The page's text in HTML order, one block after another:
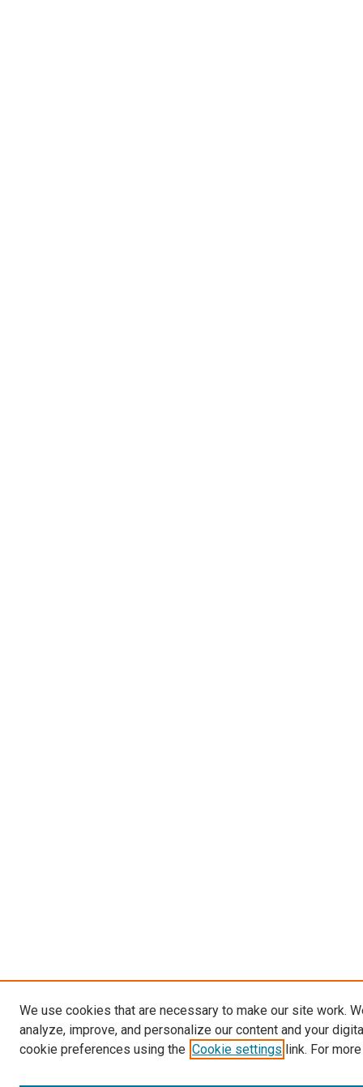
We use cookies that are necessary to make our site work.
analyze, improve, and personalize our content and your
cookie preferences using the Cookie settings link. For